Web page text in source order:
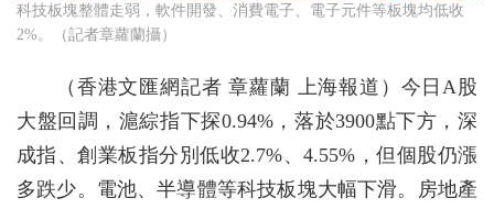
科技板塊整體走弱，軟件開發、消費電子、電子元件等板塊均低收
2%。（記者章蘿蘭攝）
（香港文匯網記者 章蘿蘭 上海報道）今日A股
大盤回調，滬綜指下探0.94%，落於3900點下方，深
成指、創業板指分別低收2.7%、4.55%，但個股仍漲
多跌少。電池、半導體等科技板塊大幅下滑。房地產